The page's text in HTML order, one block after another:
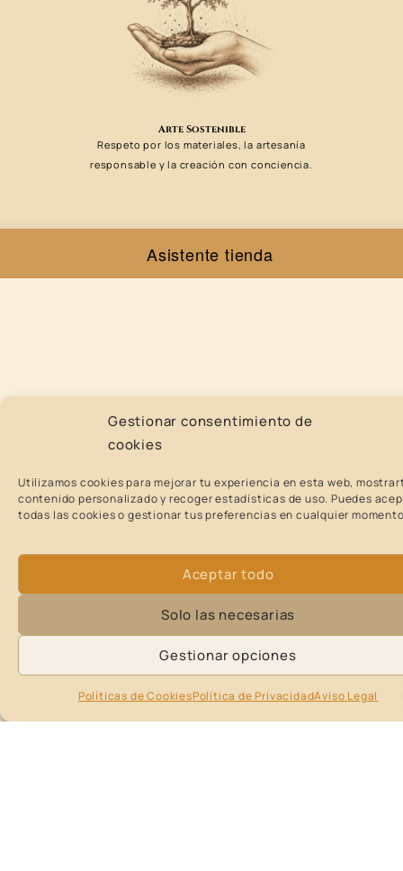
Gestionar consentimiento de
cookies
Utilizamos cookies para mejorar tu experiencia en esta web,
contenido personalizado y recoger estadísticas de uso. Puedes
todas las cookies o gestionar tus preferencias en cualquier
Aceptar todo
Solo las necesarias
Gestionar opciones
Políticas de CookiesPolítica de PrivacidadAviso Legal
Arte Sostenible
Respeto por los materiales, la artesanía
responsable y la creación con conciencia.
Cada obra esta hecha a mano sin
Asistente tienda